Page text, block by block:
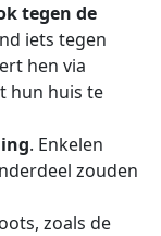
tegen de
iets tegen
hen via
hun huis te
. Enkelen
zouden
zoals de